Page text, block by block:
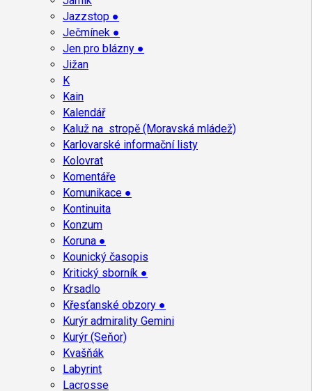
Jazzstop ●
Ječmínek ●
Jen pro blázny ●
Jižan
K
Kain
Kalendář
Kaluž na stropě (Moravská mládež)
Karlovarské informační listy
Kolovrat
Komentáře
Komunikace ●
Kontinuita
Konzum
Koruna ●
Kounický časopis
Kritický sborník ●
Krsadlo
Křesťanské obzory ●
Kurýr admirality Gemini
Kurýr (Seňor)
Kvašňák
Labyrint
Lacrosse